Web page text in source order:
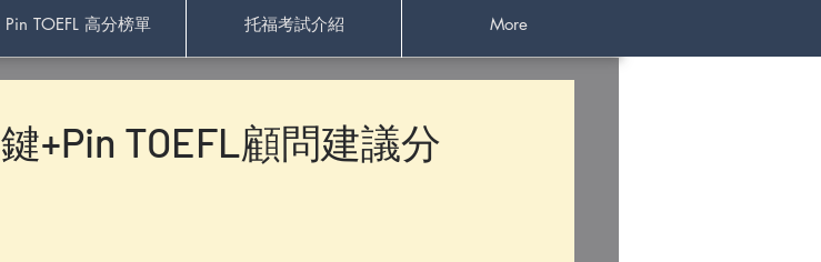
Pin TOEFL 高分榜單 托福考試介紹 More
+Pin TOEFL顧問建議分